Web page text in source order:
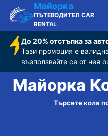
Майорка
ПЪТЕВОДИТЕЛ CAR
RENTAL
До 20% отстъпка за
Тази промоция е
възползвайте се от нея
Майорка
Търсете кола